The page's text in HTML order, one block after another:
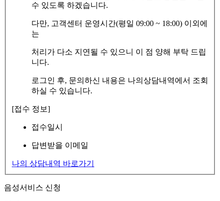
수 있도록 하겠습니다.
다만, 고객센터 운영시간(평일 09:00 ~ 18:00) 이외에
는
처리가 다소 지연될 수 있으니 이 점 양해 부탁 드립
니다.
로그인 후, 문의하신 내용은 나의상담내역에서 조회
하실 수 있습니다.
[접수 정보]
접수일시
답변받을 이메일
나의 상담내역 바로가기
음성서비스 신청